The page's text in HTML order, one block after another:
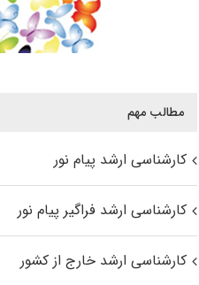
مطالب مهم
کارشناسی ارشد پیام نور
کارشناسی ارشد فراگیر پیام نور
کارشناسی ارشد خارج از کشور